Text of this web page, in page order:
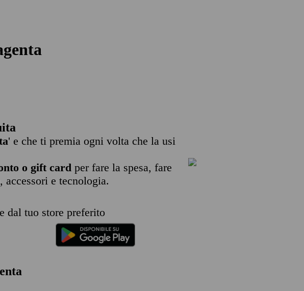
' e che ti premia ogni volta che la usi
o gift card per fare la spesa, fare
e tecnologia.
dal tuo store preferito